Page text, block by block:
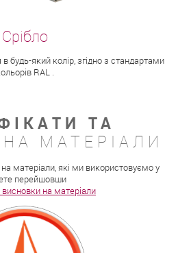
який колір, згідно з стандартами
RAL .
ТА
МАТЕРІАЛИ
матеріали, які ми використовуємо у
перейшовши
на матеріали